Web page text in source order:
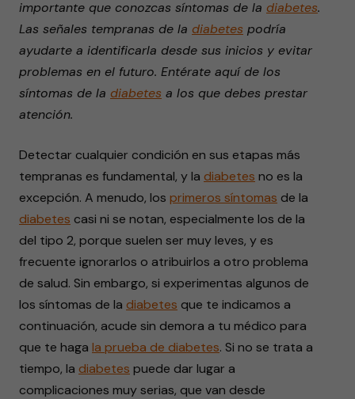
1
29
seconds
importante que conozcas síntomas de la diabetes.
Las señales tempranas de la diabetes podría
ayudarte a identificarla desde sus inicios y evitar
problemas en el futuro. Entérate aquí de los
síntomas de la diabetes a los que debes prestar
atención.
Detectar cualquier condición en sus etapas más
tempranas es fundamental, y la diabetes no es la
excepción. A menudo, los primeros síntomas de la
diabetes casi ni se notan, especialmente los de la
del tipo 2, porque suelen ser muy leves, y es
frecuente ignorarlos o atribuirlos a otro problema
de salud. Sin embargo, si experimentas algunos de
los síntomas de la diabetes que te indicamos a
continuación, acude sin demora a tu médico para
que te haga la prueba de diabetes. Si no se trata a
tiempo, la diabetes puede dar lugar a
complicaciones muy serias, que van desde